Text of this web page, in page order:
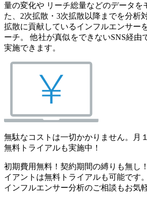
量の変化や リーチ総量などのデータを
た、2次拡散・3次拡散以降までを分析
拡散に貢献しているインフルエンサー
ーチ。 他社が真似をできないSNS経由
実施できます。
無駄なコストは一切かかりません。月
無料トライアルも実施中！
初期費用無料！契約期間の縛りも無し
イアントは無料トライアルも可能です
インフルエンサー分析のご相談もお気軽